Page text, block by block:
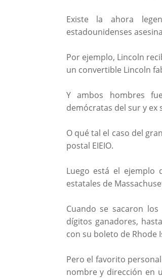
Existe la ahora
estadounidenses
Por ejemplo, Lincoln
un convertible Lincoln
Y ambos hombres
demócratas del sur y ex
O qué tal el caso del
postal EIEIO.
Luego está el ejemplo
estatales de
Cuando se sacaron
dígitos ganadores,
con su boleto de Rhode
Pero el favorito
nombre y dirección en